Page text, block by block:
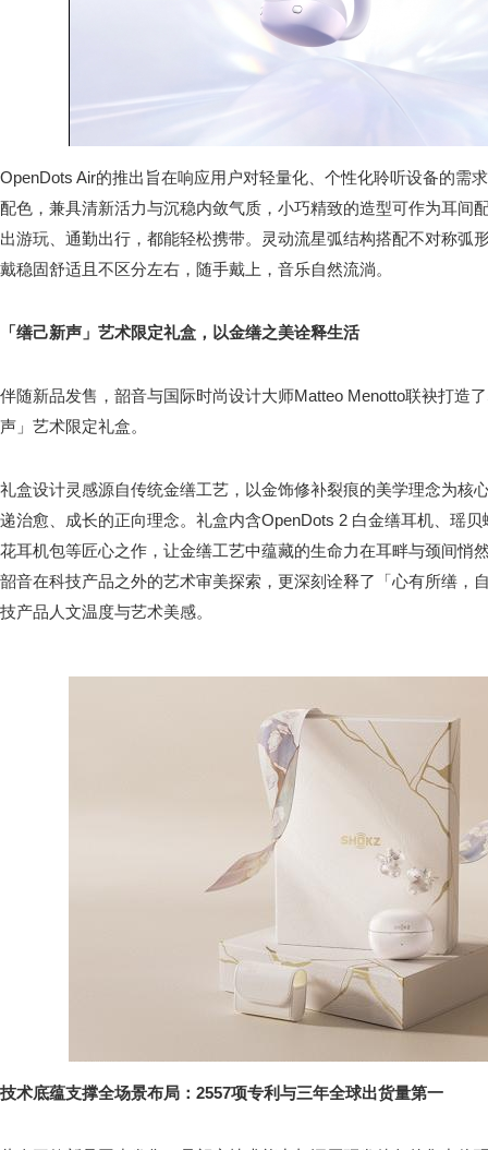
OpenDots Air的推出旨在响应用户对轻量化、个性化聆听设备的需
配色，兼具清新活力与沉稳内敛气质，小巧精致的造型可作为耳间
出游玩、通勤出行，都能轻松携带。灵动流星弧结构搭配不对称弧
戴稳固舒适且不区分左右，随手戴上，音乐自然流淌。
「缮己新声」艺术限定礼盒，以金缮之美诠释生活
伴随新品发售，韶音与国际时尚设计大师Matteo Menotto联袂打造
声」艺术限定礼盒。
礼盒设计灵感源自传统金缮工艺，以金饰修补裂痕的美学理念为核
递治愈、成长的正向理念。礼盒内含OpenDots 2 白金缮耳机、瑶
花耳机包等匠心之作，让金缮工艺中蕴藏的生命力在耳畔与颈间悄
韶音在科技产品之外的艺术审美探索，更深刻诠释了「心有所缮，
技产品人文温度与艺术美感。
技术底蕴支撑全场景布局：2557项专利与三年全球出货量第一